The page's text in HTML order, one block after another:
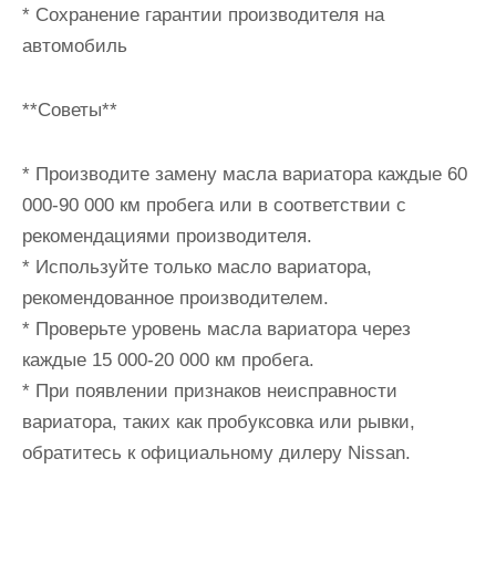
* Сохранение гарантии производителя на
автомобиль
**Советы**
* Производите замену масла вариатора каждые 60
000-90 000 км пробега или в соответствии с
рекомендациями производителя.
* Используйте только масло вариатора,
рекомендованное производителем.
* Проверьте уровень масла вариатора через
каждые 15 000-20 000 км пробега.
* При появлении признаков неисправности
вариатора, таких как пробуксовка или рывки,
обратитесь к официальному дилеру Nissan.